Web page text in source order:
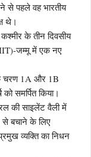
से पहले वह भारतीय
थे।
के तीन दिवसीय
(IIT)-जम्मू में एक नए
चरण 1A और 1B
समर्पित किया।
की साइलेंट वैली में
से बचाने के लिए
व्यक्ति का निधन